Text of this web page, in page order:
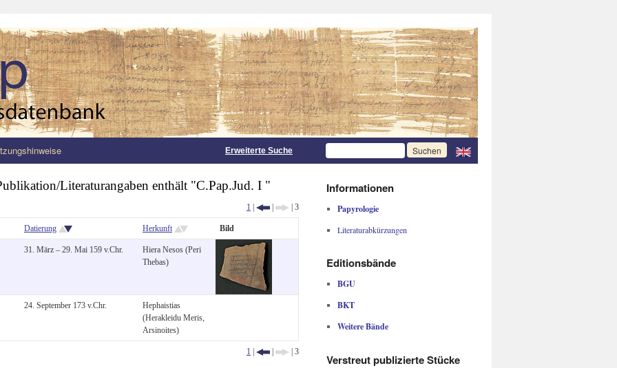
Erweiterte Suche
Literaturangaben enthält "C.Pap.Jud. I "
1 | | | 3
Datierung Herkunft Bild
31. März – 29. Mai 159 v.Chr.
Hiera Nesos (Peri
Thebas)
24. September 173 v.Chr.
Hephaistias
(Herakleidu Meris,
Arsinoites)
1 | | | 3
Informationen
Papyrologie
Literaturabkürzungen
Editionsbände
BGU
BKT
Weitere Bände
Verstreut publizierte Stücke